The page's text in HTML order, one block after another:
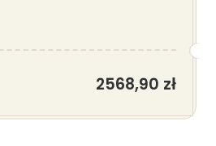
2568,90 zł